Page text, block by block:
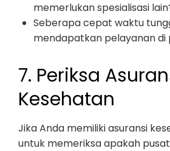
memerlukan spesialisasi
Seberapa cepat waktu
mendapatkan pelayanan di
7. Periksa
Kesehatan
Jika Anda memiliki asuransi
untuk memeriksa apakah